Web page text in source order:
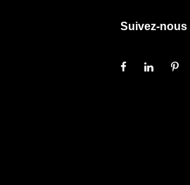
Suivez-